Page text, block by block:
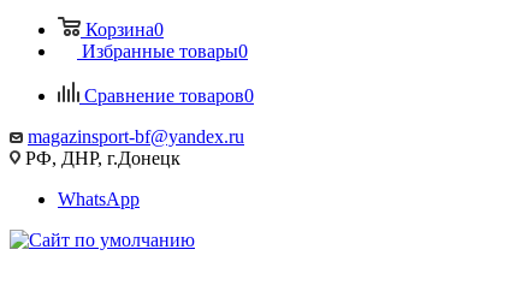
Корзина0
Избранные товары0
Сравнение товаров0
magazinsport-bf@yandex.ru
РФ, ДНР, г.Донецк
WhatsApp